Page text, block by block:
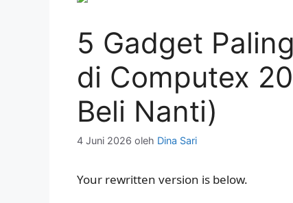
5 Gadget
di Computex
Beli Nanti)
4 Juni 2026 oleh Dina Sari
Your rewritten version is below.